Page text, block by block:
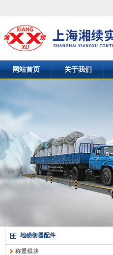
网站首页 关于我们
地磅衡器配件
称重模块